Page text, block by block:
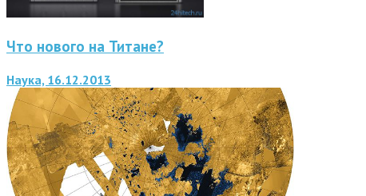
Что нового на Титане?
Наука, 16.12.2013